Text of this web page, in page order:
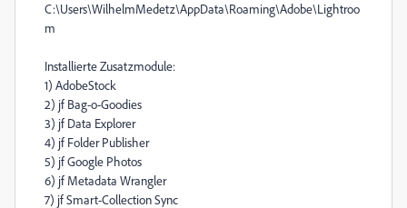
C:\Users\WilhelmMedetz\AppData\Roaming\Adobe\Lightroo
m
Installierte Zusatzmodule:
1) AdobeStock
2) jf Bag-o-Goodies
3) jf Data Explorer
4) jf Folder Publisher
5) jf Google Photos
6) jf Metadata Wrangler
7) jf Smart-Collection Sync